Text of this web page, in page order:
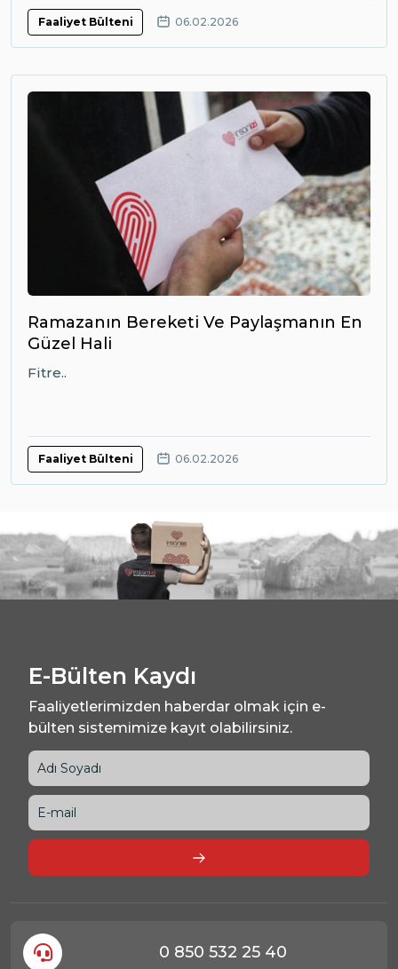
Faaliyet Bülteni 06.02.2026
Ramazanın Bereketi Ve Paylaşmanın En
Güzel Hali
Fitre..
Faaliyet Bülteni 06.02.2026
E-Bülten Kaydı
Faaliyetlerimizden haberdar olmak için e-
bülten sistemimize kayıt olabilirsiniz.
0 850 532 25 40